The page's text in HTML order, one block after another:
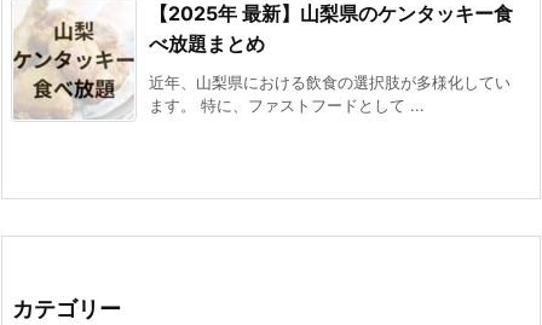
【2025年 最新】山梨県のケンタッキー食
べ放題まとめ
近年、山梨県における飲食の選択肢が多様化してい
ます。 特に、ファストフードとして ...
カテゴリー